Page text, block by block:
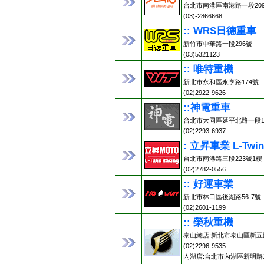
台北市南港區南港路一段
(03)-2866668
:: WRS日德重車
新竹市中華路一段296號
(03)5321123
:: 唯特重機
新北市永和區永亨路174號
(02)2922-9626
::神電重車
台北市大同區延平北路一段
(02)2293-6937
: 立昇車業 L-Twin
台北市南港路三段223號1樓
(02)2782-0556
:: 好運車業
新北市林口區後湖路56-7號
(02)2601-1199
:: 榮秋重機
泰山總店:新北市泰山區新
(02)2296-9535
內湖店:台北市內湖區新明